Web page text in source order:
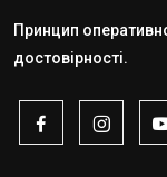
Принцип
достовірності.